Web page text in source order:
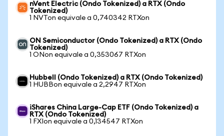
nVent Electric (Ondo Tokenized) a RTX (Ondo
Tokenized)
1 NVTon equivale a 0,740342 RTXon
ON Semiconductor (Ondo Tokenized) a RTX (Ondo
Tokenized)
1 ONon equivale a 0,353067 RTXon
Hubbell (Ondo Tokenized) a RTX (Ondo Tokenized)
1 HUBBon equivale a 2,2947 RTXon
iShares China Large-Cap ETF (Ondo Tokenized) a
RTX (Ondo Tokenized)
1 FXIon equivale a 0,134547 RTXon